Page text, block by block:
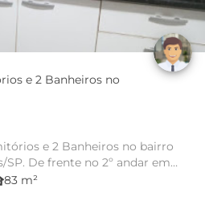
e 2 Banheiros no
e 2 Banheiros no bairro
em
83 m²